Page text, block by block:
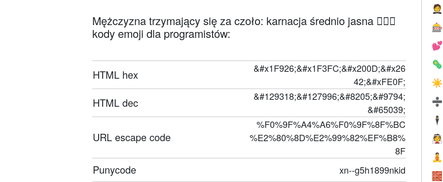
Mężczyzna trzymający się za czoło: karnacja średnio jasna 🤦🏼‍♂️
kody emoji dla programistów:
HTML hex
&#x1F926;&#x1F3FC;&#x200D;&#x26
42;&#xFE0F;
HTML dec
&#129318;&#127996;&#8205;&#9794;
&#65039;
URL escape code
%F0%9F%A4%A6%F0%9F%8F%BC
%E2%80%8D%E2%99%82%EF%B8%
8F
Punycode xn--g5h1899nkid
🤵
🎰
💕
🦠
☀️
➗
🕴️
👰
🧘
🧱